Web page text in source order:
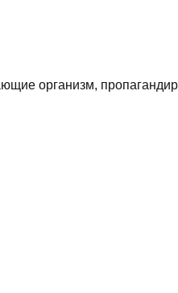
организм,